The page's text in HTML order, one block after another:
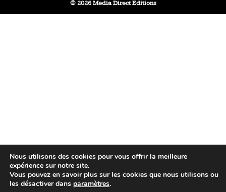
© 2026 Media Direct Editions
Nous utilisons des cookies pour vous offrir la meilleure
expérience sur notre site.
Vous pouvez en savoir plus sur les cookies que nous utilisons ou
les désactiver dans paramètres.